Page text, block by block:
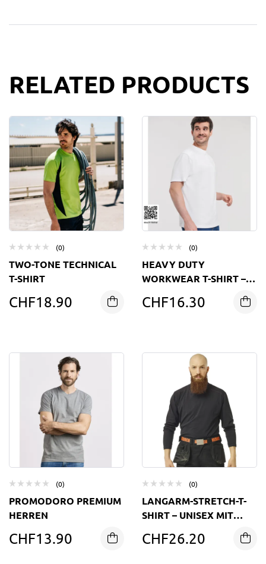
RELATED PRODUCTS
(0)
TWO-TONE TECHNICAL
T-SHIRT
CHF18.90
(0)
HEAVY DUTY
WORKWEAR T-SHIRT –
CHF16.30
(0)
PROMODORO PREMIUM
HERREN
CHF13.90
(0)
LANGARM-STRETCH-T-
SHIRT – UNISEX MIT
CHF26.20